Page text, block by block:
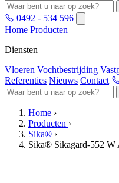
0492 - 534 596
Home Producten
Diensten
Vloeren Vochtbestrijding
Referenties Nieuws Contact
Home ›
Producten ›
Sika® ›
Sika® Sikagard-552 W